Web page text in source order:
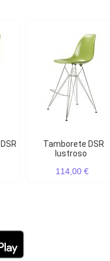
Tamborete DSR
lustroso
114,00 €